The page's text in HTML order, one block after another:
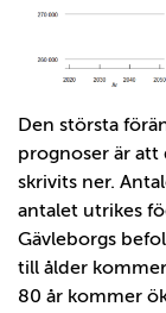
Den största
prognoser är
skrivits ner.
antalet utrikes
Gävleborgs
till ålder
80 år kommer